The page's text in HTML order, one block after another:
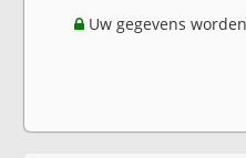
Uw gegevens